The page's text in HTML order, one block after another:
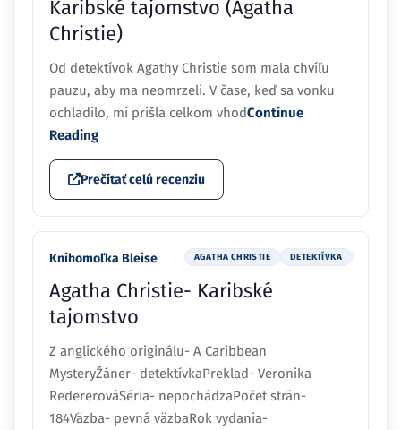
Karibské tajomstvo (Agatha
Christie)
Od detektívok Agathy Christie som mala chvíľu
pauzu, aby ma neomrzeli. V čase, keď sa vonku
ochladilo, mi prišla celkom vhodContinue
Reading
Prečítať celú recenziu
Knihomoľka Bleise AGATHA CHRISTIE DETEKTÍVKA
Agatha Christie- Karibské
tajomstvo
Z anglického originálu- A Caribbean
MysteryŽáner- detektívkaPreklad- Veronika
RedererováSéria- nepochádzaPočet strán-
184Väzba- pevná väzbaRok vydania-